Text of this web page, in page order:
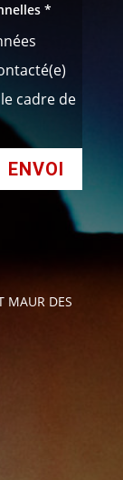
*
le cadre de
ENVOI
MAUR DES